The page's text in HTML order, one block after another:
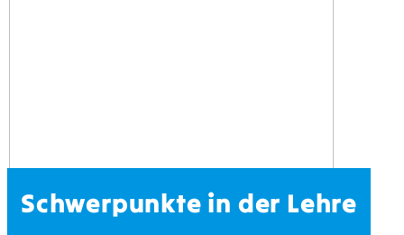
Schwerpunkte in der Lehre